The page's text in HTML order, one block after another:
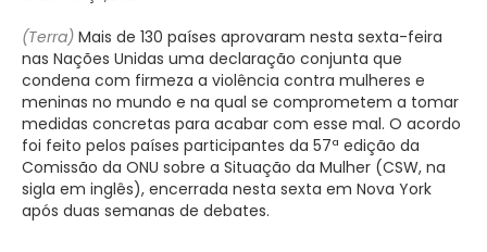
(Terra) Mais de 130 países aprovaram nesta sexta-feira
nas Nações Unidas uma declaração conjunta que
condena com firmeza a violência contra mulheres e
meninas no mundo e na qual se comprometem a tomar
medidas concretas para acabar com esse mal. O acordo
foi feito pelos países participantes da 57ª edição da
Comissão da ONU sobre a Situação da Mulher (CSW, na
sigla em inglês), encerrada nesta sexta em Nova York
após duas semanas de debates.